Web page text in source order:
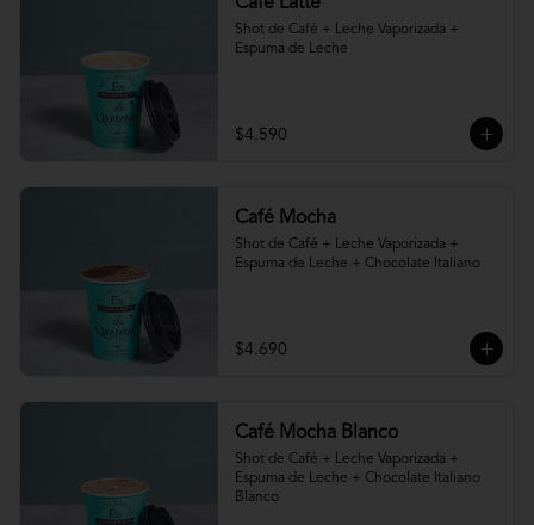
Shot de Café + Leche Vaporizada +
Espuma de Leche
$4.590
Café Mocha
Shot de Café + Leche Vaporizada +
Espuma de Leche + Chocolate Italiano
$4.690
Café Mocha Blanco
Shot de Café + Leche Vaporizada +
Espuma de Leche + Chocolate Italiano
Blanco